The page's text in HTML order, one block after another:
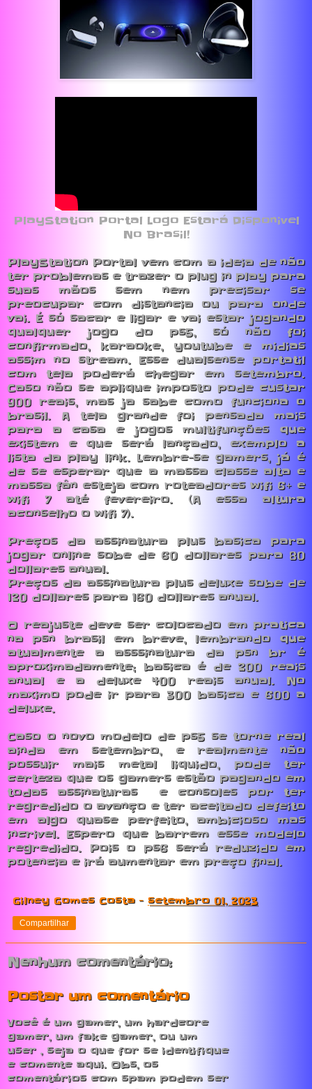
PlayStation Portal Logo Estará Disponivel
No Brasil!
PlayStation Portal vem com a ideia de não
ter problemas e trazer o plug in play para
suas mãos sem nem precisar se
preocupar com distancia ou para onde
vai. É só sacar e ligar e vai estar jogando
qualquer jogo do ps5, só não foi
confirmado, karaoke, youtube e midias
assim no stream. Esse dualsense portatil
com tela poderá chegar em setembro.
Caso não se aplique imposto pode custar
900 reais, mas ja sabe como funciona o
brasil. A tela grande foi pensada mais
para a casa e jogos multifunções que
existem e que será lançado, exemplo a
lista da play link. Lembre-se gamers, já é
de se esperar que a massa classe alta e
massa fân esteja com roteadores wifi 6+ e
wifi 7 até fevereiro. (A essa altura
aconselho o wifi 7).
Preços da assinatura plus basica para
jogar online sobe de 60 dollares para 80
dollares anual.
Preços da assinatura plus deluxe sobe de
120 dollares para 160 dollares anual.
O reajuste deve ser colocado em pratica
na psn brasil em breve, lembrando que
atualmente a asssinatura da psn br é
aproximadamente; basica é de 200 reais
anual e a deluxe 400 reais anual. No
maximo pode ir para 300 basica e 600 a
deluxe.
Caso o novo modelo de ps5 se torne real
ainda em setembro, e realmente não
possuir mais metal liquido, pode ter
certeza que os gamers estão pagando em
todas assinaturas e consoles por ter
regredido o avanço e ter aceitado defeito
em algo quase perfeito, ambicioso mas
incrivel. Espero que barrem esse modelo
regredido. Pois o ps6 será reduzido em
potencia e irá aumentar em preço final.
Gilney Gomes Costa - setembro 01, 2023
Compartilhar
Nenhum comentário:
Postar um comentário
Você é um gamer, um hardcore
gamer, um fake gamer, ou um
user , seja o que for se identifique
e comente aqui. Obs, os
comentários com spam podem ser